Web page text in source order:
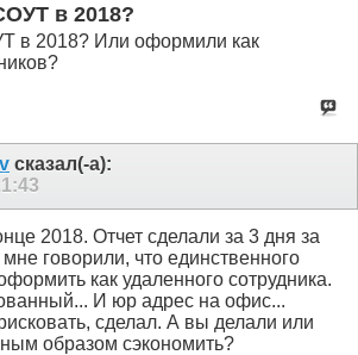
в 2018?
в 2018? Или оформили как
сказал(-а):
2018. Отчет сделали за 3 дня за
говорили, что единственного
как удаленного сотрудника.
И юр адрес на офис...
сделал. А вы делали или
образом сэкономить?